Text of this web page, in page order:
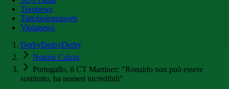
Toronews
Tuttobolognaweb
Violanews
DerbyDerbyDerby
Notizie Calcio
Portogallo, il CT Martinez: "Ronaldo non può essere
sostituito, ha numeri incredibili"